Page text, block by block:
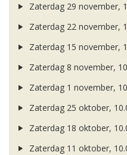
Zaterdag 29 november,
Zaterdag 22 november,
Zaterdag 15 november,
Zaterdag 8 november,
Zaterdag 1 november,
Zaterdag 25 oktober,
Zaterdag 18 oktober,
Zaterdag 11 oktober,